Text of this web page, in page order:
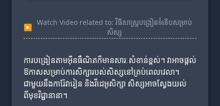
▶
Watch Video related to: វិធីសាស្ត្របង្រៀនទំនើបសម្រាប់
សិស្ស
ការបង្រៀនតាមអ៊ីនធឺណិតក៏មានសារៈសំខាន់ខ្ពស់។ វាអាចផ្តល់
ឱកាសសម្រាប់ការសិក្សារបស់សិស្សនៅគ្រប់ពេលវេលា។
ជាមួយនឹងការ៉ែវារៀន និងវីដេអូសិក្សា សិស្សអាចស្វែងយល់
ពីមុខវិជ្ជានានា។